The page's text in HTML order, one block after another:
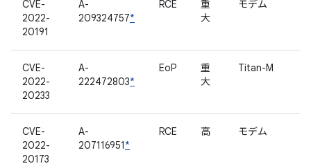
CVE-
2022-
20191
A-
209324757*
RCE
重
大
モデム
CVE-
2022-
20233
A-
222472803*
EoP
重
大
Titan-M
CVE-
2022-
20173
A-
207116951*
RCE 高 モデム